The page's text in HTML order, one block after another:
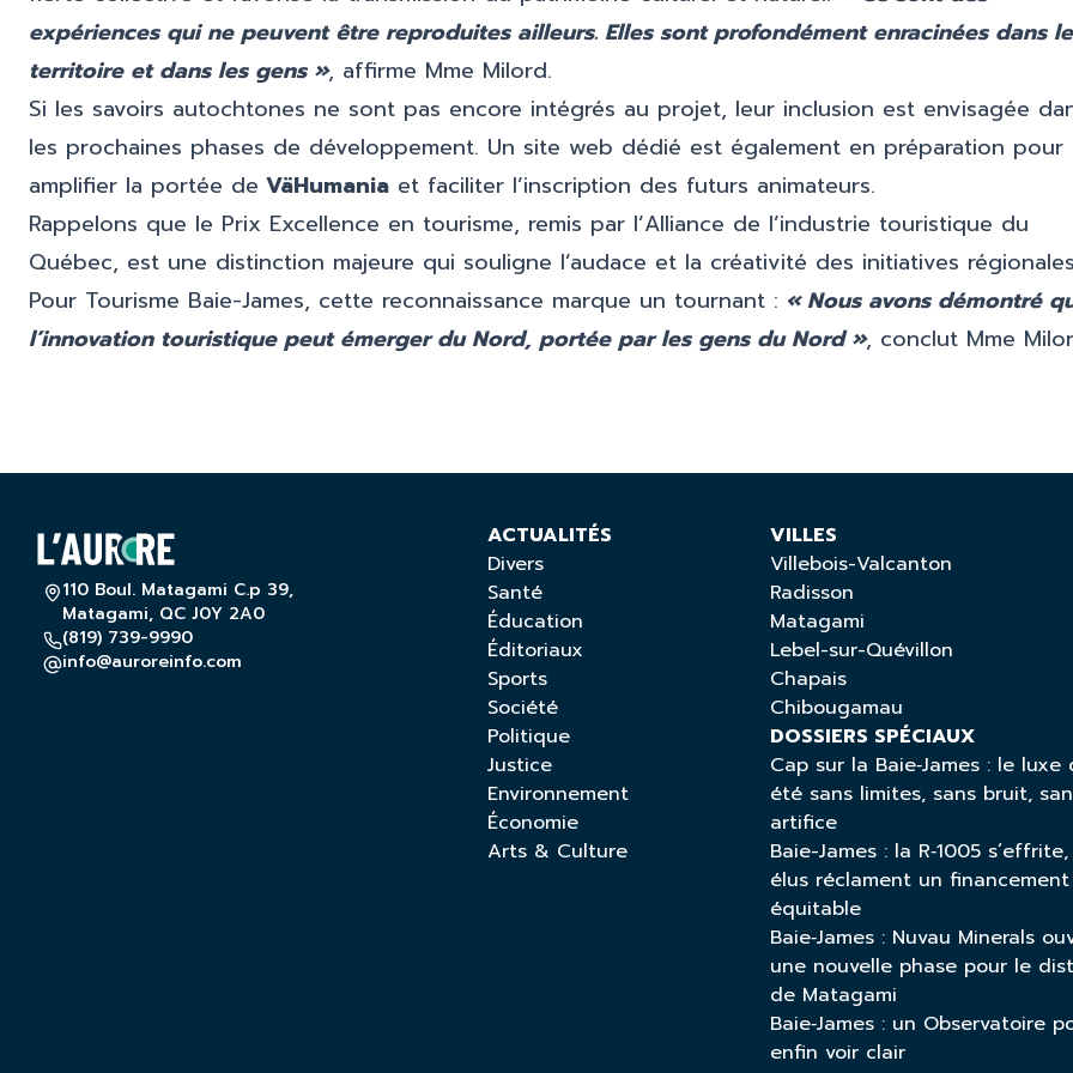
expériences qui ne peuvent être reproduites ailleurs. Elles sont profondément enracinées dans le
territoire et dans les gens », affirme Mme Milord.
Si les savoirs autochtones ne sont pas encore intégrés au projet, leur inclusion est envisagée
les prochaines phases de développement. Un site web dédié est également en préparation pour
amplifier la portée de VäHumania et faciliter l’inscription des futurs animateurs.
Rappelons que le Prix Excellence en tourisme, remis par l’Alliance de l’industrie touristique du
Québec, est une distinction majeure qui souligne l’audace et la créativité des initiatives
Pour Tourisme Baie-James, cette reconnaissance marque un tournant : « Nous avons démontré
l’innovation touristique peut émerger du Nord, portée par les gens du Nord », conclut Mme
110 Boul. Matagami C.p 39,
Matagami, QC J0Y 2A0
(819) 739-9990
info@auroreinfo.com
ACTUALITÉS
Divers
Santé
Éducation
Éditoriaux
Sports
Société
Politique
Justice
Environnement
Économie
Arts & Culture
VILLES
Villebois-Valcanton
Radisson
Matagami
Lebel-sur-Quévillon
Chapais
Chibougamau
DOSSIERS SPÉCIAUX
Cap sur la Baie‑James : le luxe
été sans limites, sans bruit,
artifice
Baie-James : la R‑1005
élus réclament un financement
équitable
Baie‑James : Nuvau Minerals
une nouvelle phase pour le
de Matagami
Baie‑James : un Observatoire
enfin voir clair